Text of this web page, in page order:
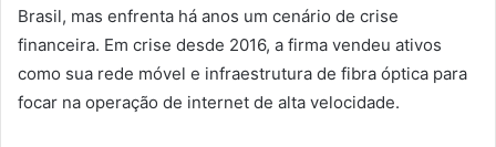
Brasil, mas enfrenta há anos um cenário de crise
financeira. Em crise desde 2016, a firma vendeu ativos
como sua rede móvel e infraestrutura de fibra óptica para
focar na operação de internet de alta velocidade.